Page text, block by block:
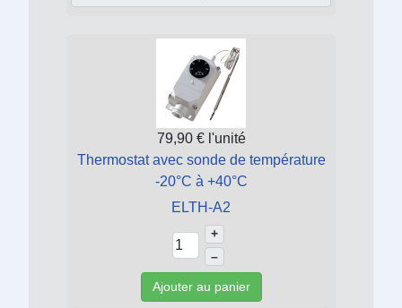
79,90 € l'unité
Thermostat avec sonde de température
-20°C à +40°C
ELTH-A2
+
–
Ajouter au panier